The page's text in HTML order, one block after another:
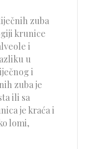
zuba
krunice
i
u
i
zuba je
ili sa
je kraća i
lomi,